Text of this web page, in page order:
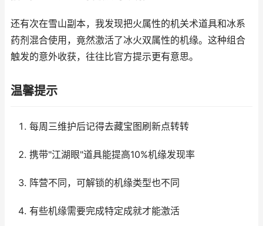
还有次在雪山副本，我发现把火属性的机关术道具和冰系
药剂混合使用，竟然激活了冰火双属性的机缘。这种组合
触发的意外收获，往往比官方提示更有意思。
温馨提示
每周三维护后记得去藏宝图刷新点转转
携带"江湖眼"道具能提高10%机缘发现率
阵营不同，可解锁的机缘类型也不同
有些机缘需要完成特定成就才能激活